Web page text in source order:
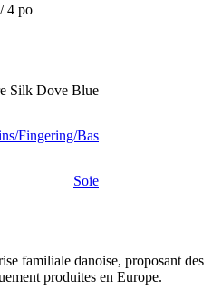
4 po
Silk Dove Blue
Fingering/Bas
Soie
familiale danoise, proposant des
produites en Europe.